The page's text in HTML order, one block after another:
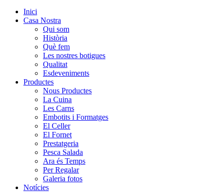
Inici
Casa Nostra
Qui som
Història
Què fem
Les nostres botigues
Qualitat
Esdeveniments
Productes
Nous Productes
La Cuina
Les Carns
Embotits i Formatges
El Celler
El Fornet
Prestatgeria
Pesca Salada
Ara és Temps
Per Regalar
Galeria fotos
Notícies